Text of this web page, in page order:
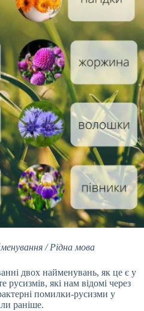
/ Рідна мова
двох найменувань, як це є у
які нам відомі через
помилки-русизми у
раніше.